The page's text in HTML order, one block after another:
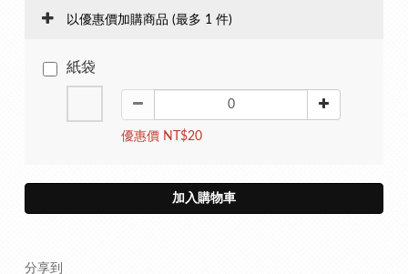
以優惠價加購商品 (最多 1 件)
紙袋
優惠價 NT$20
加入購物車
分享到